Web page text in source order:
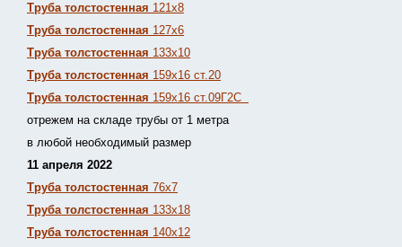
Труба толстостенная 121х8
Труба толстостенная 127х6
Труба толстостенная 133х10
Труба толстостенная 159х16 ст.20
Труба толстостенная 159х16 ст.09Г2С
отрежем на складе трубы от 1 метра
в любой необходимый размер
11 апреля 2022
Труба толстостенная 76х7
Труба толстостенная 133х18
Труба толстостенная 140х12